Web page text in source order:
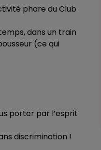
phare du Club
dans un train
(ce qui
porter par l’esprit
discrimination !